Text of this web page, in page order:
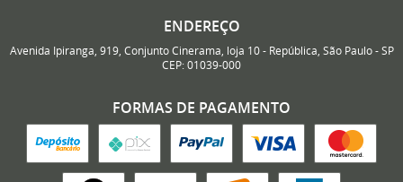
ENDEREÇO
Avenida Ipiranga, 919, Conjunto Cinerama, loja 10- República, São Paulo-SP
CEP: 01039-000
FORMAS DE PAGAMENTO